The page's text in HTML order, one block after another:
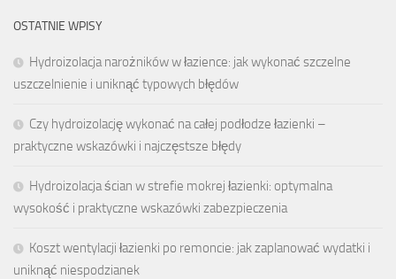
OSTATNIE WPISY
Hydroizolacja narożników w łazience: jak wykonać szczelne
uszczelnienie i uniknąć typowych błędów
Czy hydroizolację wykonać na całej podłodze łazienki –
praktyczne wskazówki i najczęstsze błędy
Hydroizolacja ścian w strefie mokrej łazienki: optymalna
wysokość i praktyczne wskazówki zabezpieczenia
Koszt wentylacji łazienki po remoncie: jak zaplanować wydatki i
uniknąć niespodzianek